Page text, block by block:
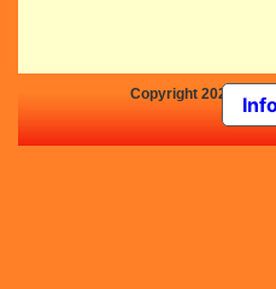
Copyright 2025 by